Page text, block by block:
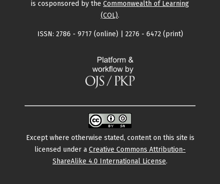
is cosponsored by the Commonwealth of Learning
(COL).
ISSN: 2786 - 9717 (online) | 2276 - 6472 (print)
Except where otherwise stated, content on this site is
licensed under a Creative Commons Attribution-
ShareAlike 4.0 International License.